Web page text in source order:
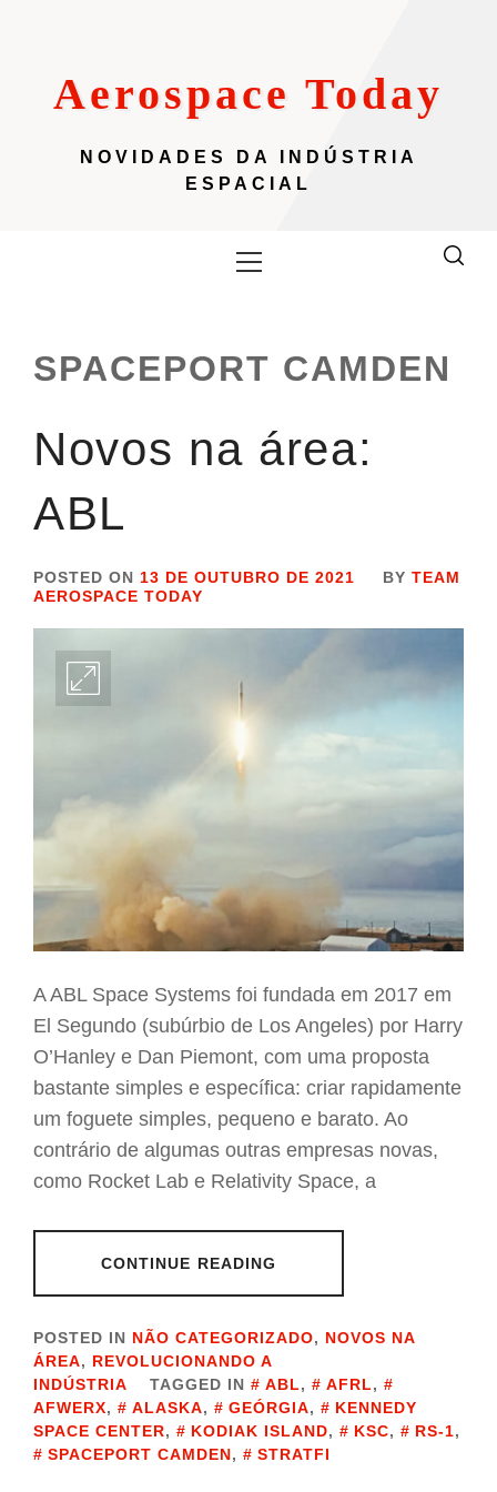
Aerospace Today
NOVIDADES DA INDÚSTRIA
ESPACIAL
Menu
SPACEPORT CAMDEN
Novos na área:
ABL
POSTED ON 13 DE OUTUBRO DE 2021 BY TEAM
AEROSPACE TODAY
A ABL Space Systems foi fundada em 2017 em
El Segundo (subúrbio de Los Angeles) por Harry
O’Hanley e Dan Piemont, com uma proposta
bastante simples e específica: criar rapidamente
um foguete simples, pequeno e barato. Ao
contrário de algumas outras empresas novas,
como Rocket Lab e Relativity Space, a
CONTINUE READING
POSTED IN NÃO CATEGORIZADO, NOVOS NA
ÁREA, REVOLUCIONANDO A
INDÚSTRIA
TAGGED IN ABL, AFRL,
AFWERX, ALASKA, GEÓRGIA,
KENNEDY
SPACE CENTER, KODIAK ISLAND, KSC, RS-1,
SPACEPORT CAMDEN, STRATFI